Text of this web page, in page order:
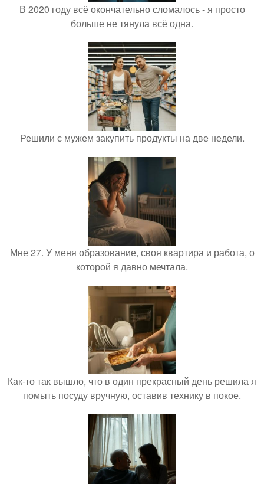
В 2020 году всё окончательно сломалось - я просто
больше не тянула всё одна.
Решили с мужем закупить продукты на две недели.
Мне 27. У меня образование, своя квартира и работа, о
которой я давно мечтала.
Как-то так вышло, что в один прекрасный день решила я
помыть посуду вручную, оставив технику в покое.